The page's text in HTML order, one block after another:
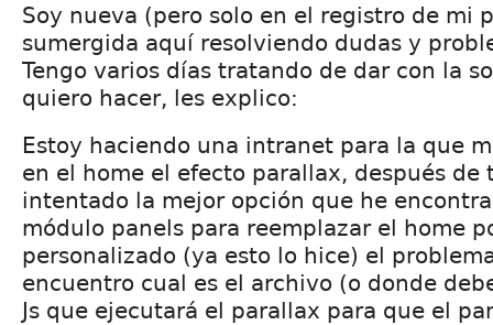
Soy nueva (pero solo en el registro de mi
sumergida aquí resolviendo dudas y
Tengo varios días tratando de dar con la
quiero hacer, les explico:
Estoy haciendo una intranet para la que
en el home el efecto parallax, después de
intentado la mejor opción que he
módulo panels para reemplazar el home
personalizado (ya esto lo hice) el
encuentro cual es el archivo (o donde
Js que ejecutará el parallax para que el